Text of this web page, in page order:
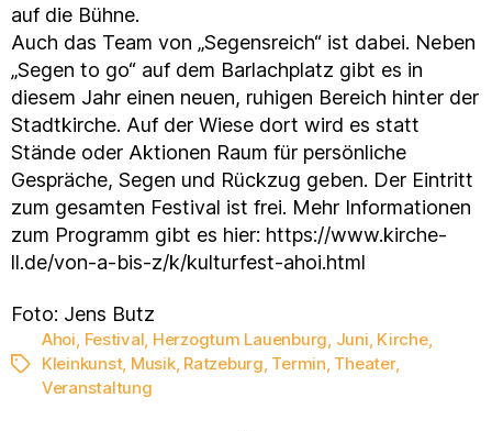
auf die Bühne.
Auch das Team von „Segensreich“ ist dabei. Neben
„Segen to go“ auf dem Barlachplatz gibt es in
diesem Jahr einen neuen, ruhigen Bereich hinter der
Stadtkirche. Auf der Wiese dort wird es statt
Stände oder Aktionen Raum für persönliche
Gespräche, Segen und Rückzug geben. Der Eintritt
zum gesamten Festival ist frei. Mehr Informationen
zum Programm gibt es hier: https://www.kirche-
ll.de/von-a-bis-z/k/kulturfest-ahoi.html
Foto: Jens Butz
Schlagwörter
Ahoi, Festival, Herzogtum Lauenburg, Juni, Kirche,
Kleinkunst, Musik, Ratzeburg, Termin, Theater,
Veranstaltung